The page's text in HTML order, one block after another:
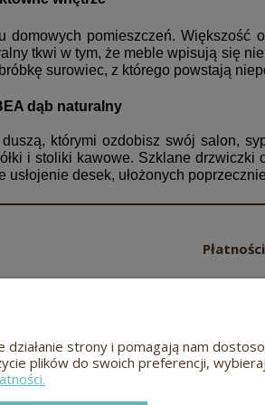
domowych pomieszczeń.
tkwi w tym, że meble wpisują się
surowiec, z którego powstają
dąb naturalny
którymi ozdobisz swój salon,
i stoliki kawowe. Szklane
desek, ułożonych
Czas i
działanie strony i pomagają nam
plików do swoich preferencji,